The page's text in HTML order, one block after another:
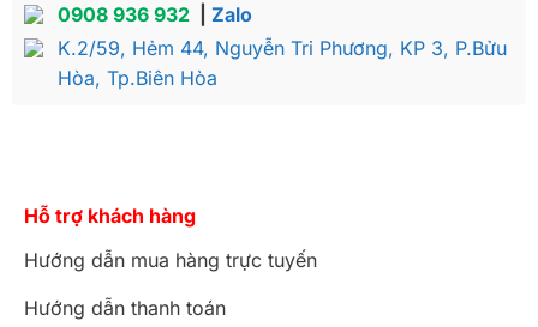
0908 936 932
Zalo
K.2/59, Hẻm 44, Nguyễn Tri Phương, KP 3, P.Bửu
Hòa, Tp.Biên Hòa
Hỗ trợ khách hàng
Hướng dẫn mua hàng trực tuyến
Hướng dẫn thanh toán